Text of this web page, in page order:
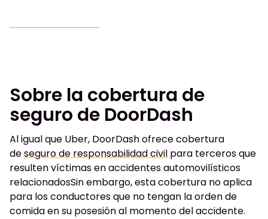
Sobre la cobertura de
seguro de DoorDash
Al igual que Uber, DoorDashofrece cobertura
deseguro de responsabilidad civil para terceros que
resulten víctimas en accidentes automovilísticos
relacionadosSin embargo, esta cobertura no aplica
para los conductores que no tengan la orden de
comida en su posesión al momento del accidente.